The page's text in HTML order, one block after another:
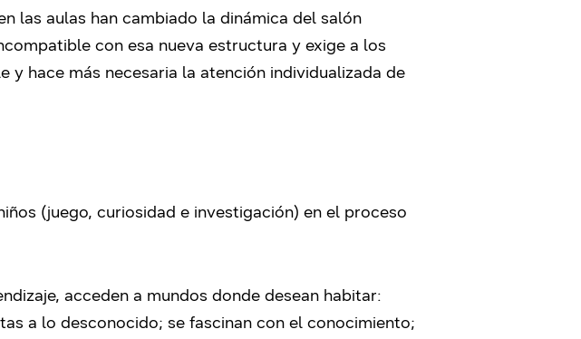
las aulas han cambiado la dinámica del salón
con esa nueva estructura y exige a los
hace más necesaria la atención individualizada de
(juego, curiosidad e investigación) en el proceso
acceden a mundos donde desean habitar:
a lo desconocido; se fascinan con el conocimiento;